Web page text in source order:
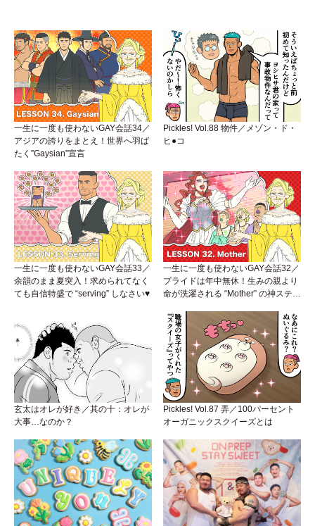
一生に一度も使わないGAY会話34／
アジアの誇りをまとえ！世界へ羽ば
たく”Gaysian”宣言
Pickles! Vol.88 物件／メゾン・ド・
ヒ●コ
一生に一度も使わないGAY会話33／
余韻のまま夏突入！求められてなく
ても自信特盛で “serving” しなさい♥
一生に一度も使わないGAY会話32／
プライドは年中無休！生みの親より
命が洗濯される “Mother” の神ステー
玄太はオレが好き／其の十：オレが
大事…なのか？
Pickles! Vol.87 弄／100パーセント
オーガニックスクイーズとは